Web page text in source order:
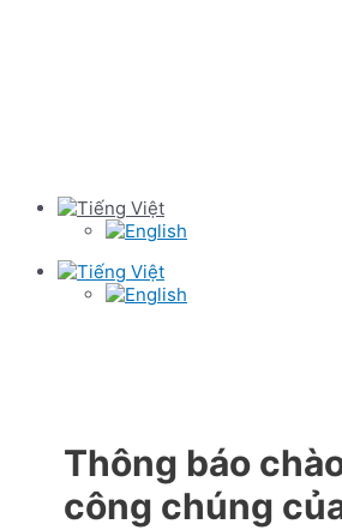
Thông báo
công chúng